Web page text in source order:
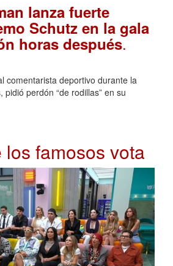
lanza fuerte
Schutz en la gala
horas después.
comentarista deportivo durante la
perdón “de rodillas” en su
los famosos vota